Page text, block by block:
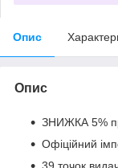
Опис
Опис
ЗНИЖКА 5%
Офіційний
39 точок